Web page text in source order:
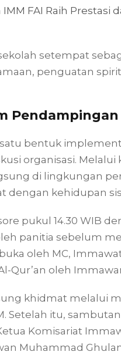
IMM FAI Raih
setempat
penguatan
bentuk
organisasi. Melalui
di lingkungan
dengan kehidupan
pukul 14.30 WIB
panitia sebelum
oleh MC,
Qur’an oleh
khidmat melalui
Setelah itu,
Komisariat
Muhammad